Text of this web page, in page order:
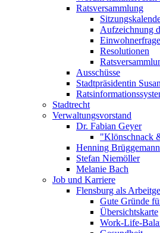
Ratsversammlung
Aufzeichnung
Resolutionen
Ausschüsse
Stadtpräsidentin
Stadtrecht
Verwaltungsvorstand
Dr. Fabian Geyer
"Klönschnack
Henning Brüggemann
Stefan Niemöller
Melanie Bach
Job und Karriere
Flensburg als
Gute Gründe
Übersichtskarte
Work-Life-